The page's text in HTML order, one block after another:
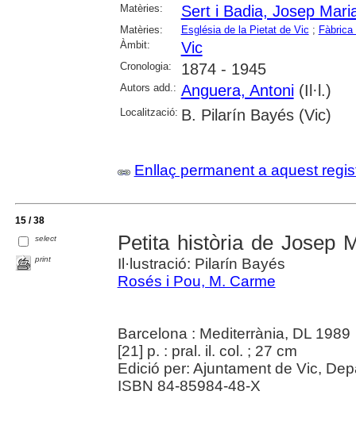
Matèries:
Sert i Badia, Josep
Matèries: Església de la Pietat de Vic ;
Àmbit:
Vic
Cronologia: 1874 - 1945
Autors add.: Anguera, Antoni(Il·l.)
Localització: B. Pilarín Bayés (Vic)
Enllaç permanent a aquest
15 / 38
select
print
Petita història de Josep
Il·lustració: Pilarín Bayés
Rosés i Pou, M. Carme
Barcelona : Mediterrània, DL 1989
[21] p. : pral. il. col. ; 27 cm
Edició per: Ajuntament de Vic,
ISBN 84-85984-48-X